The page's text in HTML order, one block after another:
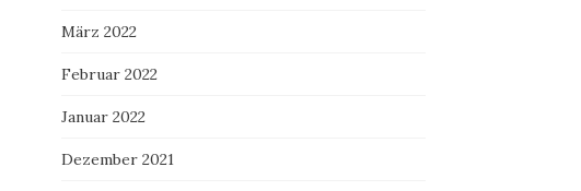
März 2022
Februar 2022
Januar 2022
Dezember 2021